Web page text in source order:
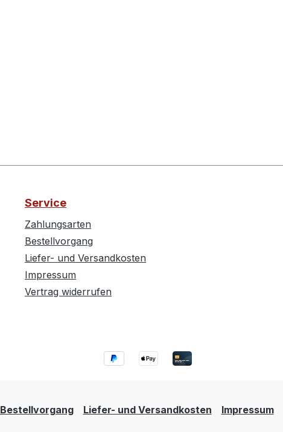
Service
Zahlungsarten
Bestellvorgang
Liefer- und Versandkosten
Impressum
Vertrag widerrufen
Bestellvorgang Liefer- und Versandkosten Impressum